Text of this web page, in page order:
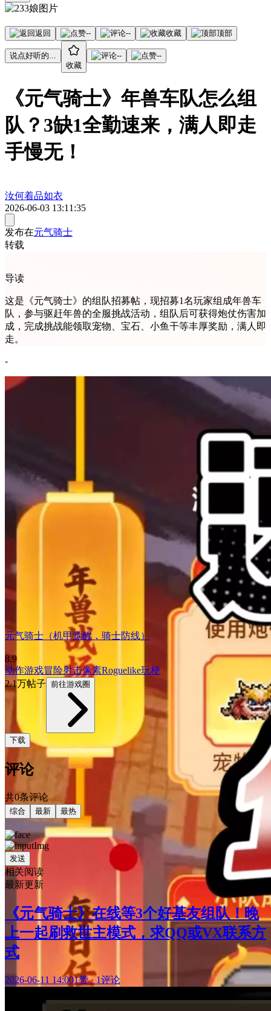
返回 -- -- 收藏 顶部
说点好听的...
收藏
-- --
《元气骑士》年兽车队怎么组
队？3缺1全勤速来，满人即走
手慢无！
汝何着品如衣
2026-06-03 13:11:35
发布在元气骑士
转载
导读
这是《元气骑士》的组队招募帖，现招募1名玩家组成年兽车
队，参与驱赶年兽的全服挑战活动，组队后可获得炮仗伤害加
成，完成挑战能领取宠物、宝石、小鱼干等丰厚奖励，满人即
走。
-
元气骑士（机甲觉醒，骑士防线）
8.9
动作游戏冒险射击像素Roguelike玩梗
2.1万帖子 前往游戏圈
下载
评论
共0条评论
综合 最新 最热
发送
相关阅读
最新更新
《元气骑士》在线等3个好基友组队！晚
上一起刷救世主模式，求QQ或VX联系方
式
2026-06-11 14:001赞·1评论